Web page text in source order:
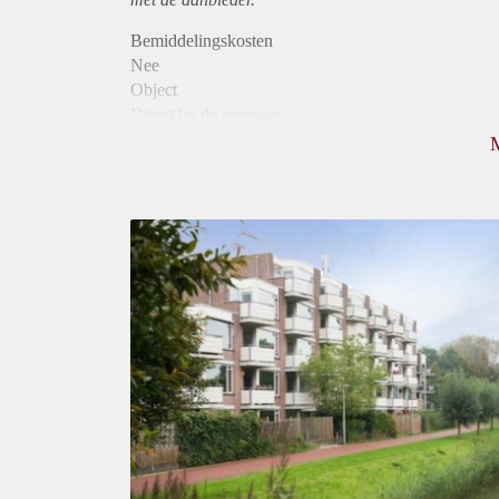
Bemiddelingskosten
Nee
Object
Huurtoeslag
Niet mogelijk
Inkomen eis
3,1 X Maandhuur Bruto
Huurtermijn
Onbepaalde termijn
Oplevering
Kaal